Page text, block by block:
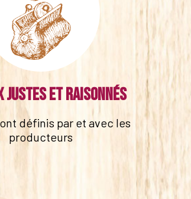
justes et raisonnés
définis par et avec les
producteurs